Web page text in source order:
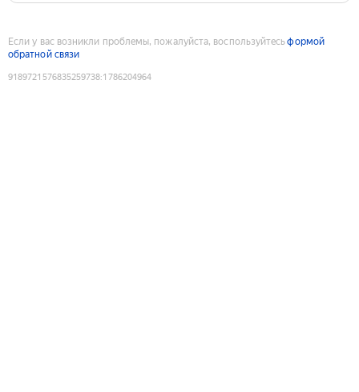
Если у вас возникли проблемы, пожалуйста, воспользуйтесьформой
обратной связи
9189721576835259738:1786204964